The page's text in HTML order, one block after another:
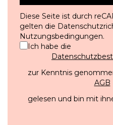
Diese Seite ist durch
gelten die
Nutzungsbedingungen.
Ich habe die
zur Kenntnis
AGB
gelesen und bin mit